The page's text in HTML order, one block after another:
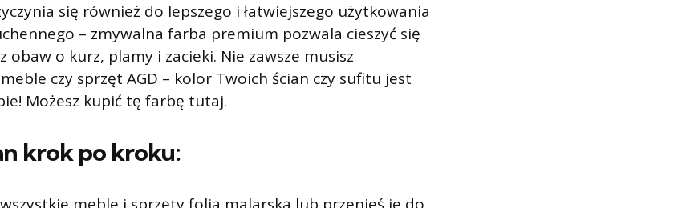
się również do lepszego i łatwiejszego użytkowania
– zmywalna farba premium pozwala cieszyć się
obaw o kurz, plamy i zacieki. Nie zawsze musisz
czy sprzęt AGD – kolor Twoich ścian czy sufitu jest
Możesz kupić tę farbę tutaj.
krok po kroku: